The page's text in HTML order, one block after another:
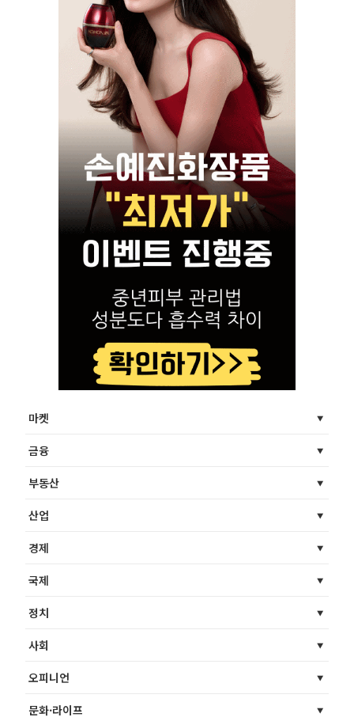
마켓
금융
부동산
산업
경제
국제
정치
사회
오피니언
문화·라이프